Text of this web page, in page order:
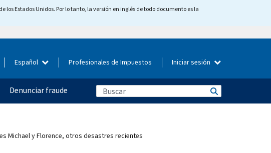
Estados Unidos. Por lo tanto, la versión en inglés de todo documento es la
Español Profesionales de Impuestos Iniciar sesión
Denunciar fraude
Michael y Florence, otros desastres recientes